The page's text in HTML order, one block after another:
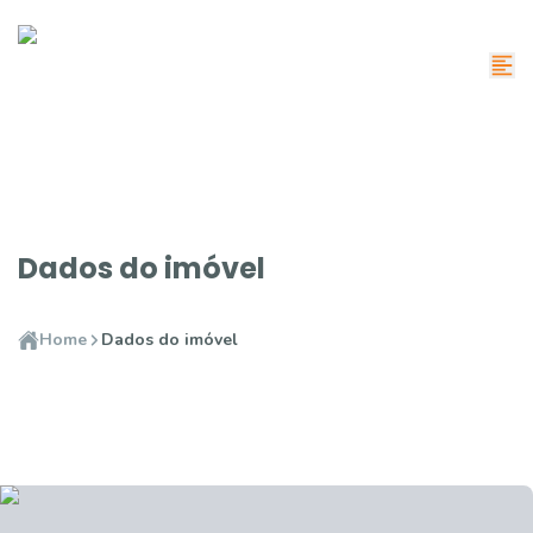
Dados do imóvel
Home Dados do imóvel